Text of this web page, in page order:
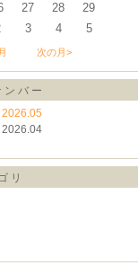
27 28
29
3 4 5
次の月>
バー
2026.05
2026.04
リ